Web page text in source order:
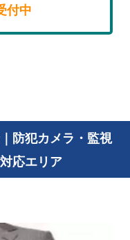
付中
防犯カメラ・監視
応エリア